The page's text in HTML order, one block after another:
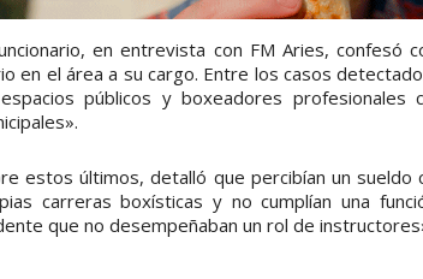
en entrevista con FM Aries, confesó
en el área a su cargo. Entre los casos
públicos y boxeadores
estos últimos, detalló que percibían un
carreras boxísticas y no cumplían una
que no desempeñaban un rol de